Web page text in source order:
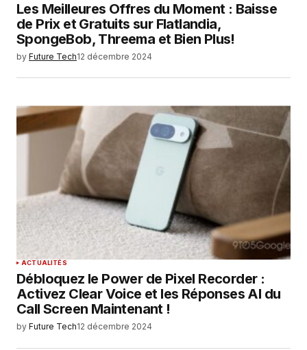
Les Meilleures Offres du Moment : Baisse
de Prix et Gratuits sur Flatlandia,
SpongeBob, Threema et Bien Plus!
by Future Tech12 décembre 2024
ACTUALITÉS
Débloquez le Power de Pixel Recorder :
Activez Clear Voice et les Réponses AI du
Call Screen Maintenant !
by Future Tech12 décembre 2024